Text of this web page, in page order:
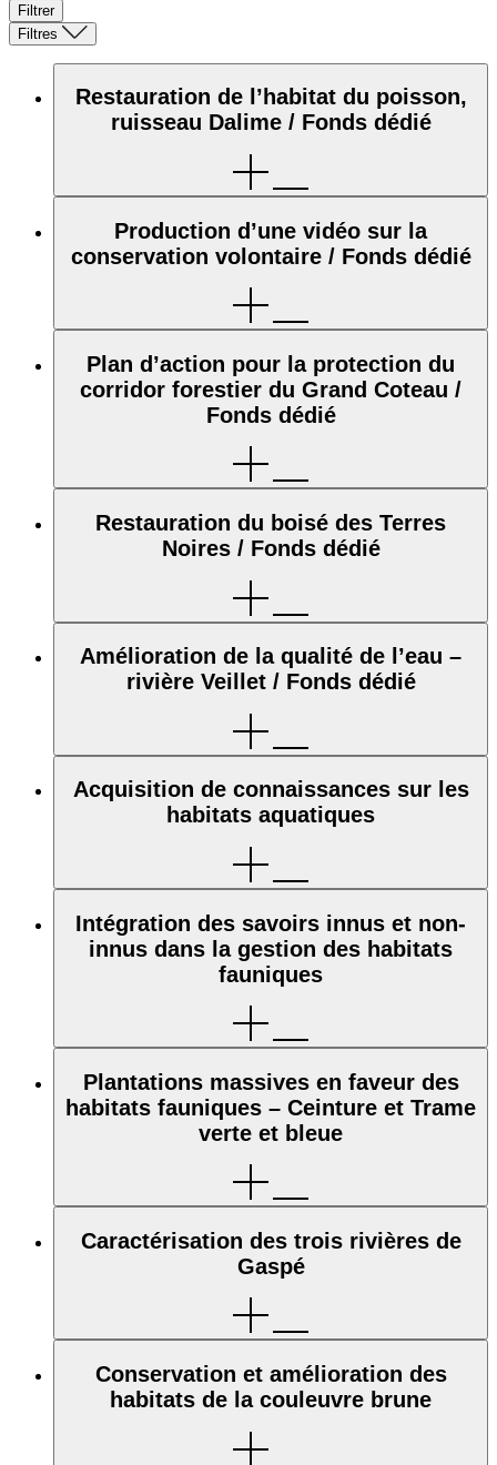
Filtrer
Filtres
Restauration de l’habitat du poisson,
ruisseau Dalime / Fonds dédié
Production d’une vidéo sur la
conservation volontaire / Fonds dédié
Plan d’action pour la protection du
corridor forestier du Grand Coteau /
Fonds dédié
Restauration du boisé des Terres
Noires / Fonds dédié
Amélioration de la qualité de l’eau –
rivière Veillet / Fonds dédié
Acquisition de connaissances sur les
habitats aquatiques
Intégration des savoirs innus et non-
innus dans la gestion des habitats
fauniques
Plantations massives en faveur des
habitats fauniques – Ceinture et Trame
verte et bleue
Caractérisation des trois rivières de
Gaspé
Conservation et amélioration des
habitats de la couleuvre brune